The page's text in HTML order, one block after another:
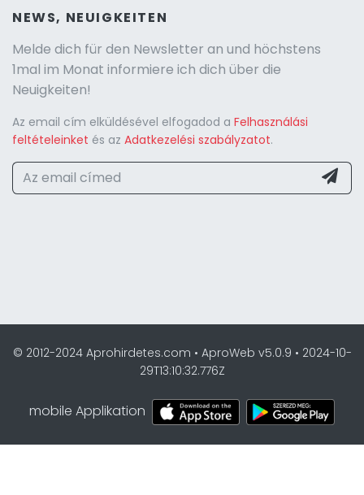
NEWS, NEUIGKEITEN
Melde dich für den Newsletter an und höchstens
1mal im Monat informiere ich dich über die
Neuigkeiten!
Az email cím elküldésével elfogadod a Felhasználási
feltételeinket és az Adatkezelési szabályzatot.
© 2012-2024 Aprohirdetes.com • AproWeb v5.0.9 • 2024-10-
29T13:10:32.776Z
mobile Applikation